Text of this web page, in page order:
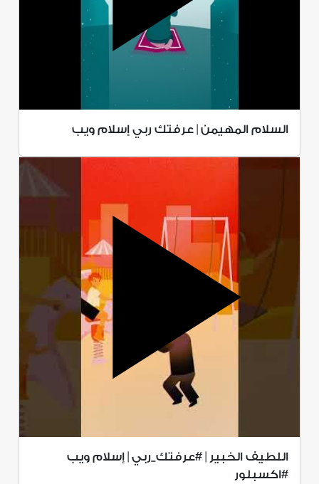
السلام المهيمن | عرفتك ربي إسلام ويب
اللطيف الخبير | #عرفتك_ربي | إسلام ويب
#اكسبلور